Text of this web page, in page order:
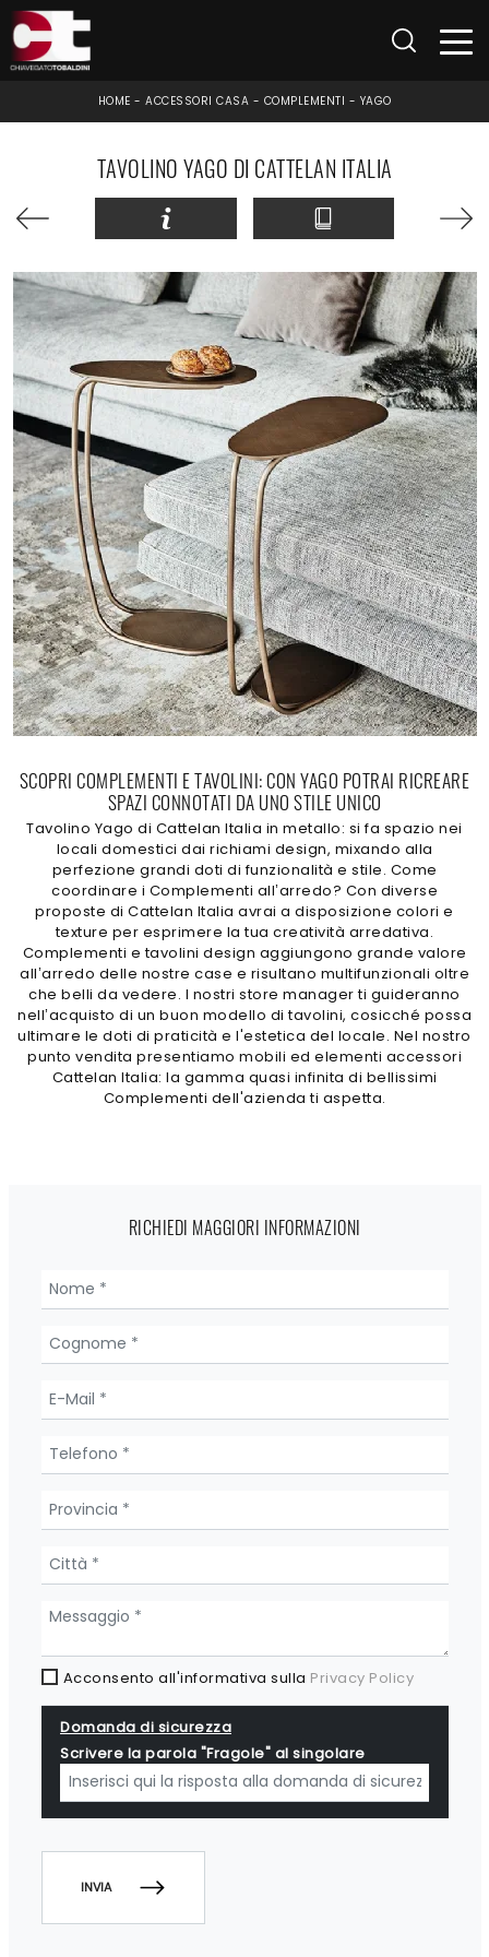
HOME - ACCESSORI CASA - COMPLEMENTI - YAGO
TAVOLINO YAGO DI CATTELAN ITALIA
SCOPRI COMPLEMENTI E TAVOLINI: CON YAGO POTRAI RICREARE
SPAZI CONNOTATI DA UNO STILE UNICO
Tavolino Yago di Cattelan Italia in metallo: si fa spazio nei
locali domestici dai richiami design, mixando alla
perfezione grandi doti di funzionalità e stile. Come
coordinare i Complementi all’arredo? Con diverse
proposte di Cattelan Italia avrai a disposizione colori e
texture per esprimere la tua creatività arredativa.
Complementi e tavolini design aggiungono grande valore
all’arredo delle nostre case e risultano multifunzionali oltre
che belli da vedere. I nostri store manager ti guideranno
nell’acquisto di un buon modello di tavolini, cosicché possa
ultimare le doti di praticità e l'estetica del locale. Nel nostro
punto vendita presentiamo mobili ed elementi accessori
Cattelan Italia: la gamma quasi infinita di bellissimi
Complementi dell'azienda ti aspetta.
RICHIEDI MAGGIORI INFORMAZIONI
Acconsento all'informativa sulla Privacy Policy
Domanda di sicurezza
Scrivere la parola "Fragole" al singolare
INVIA